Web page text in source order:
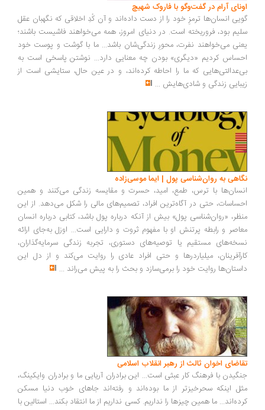
اونای آرام در گفت‌وگو با فاروک شهیچ‭
گویی انسان‌ها ترمزِ خود را از دست داده‌اند و آن کُدِ اخلاقی که نگهبان عقل
سلیم بود، فروریخته است. در دنیای امروز، همه می‌خواهند فاشیست باشند؛
یعنی می‌خواهند نفرت، محورِ زندگی‌شان باشد... ما با گوشت و پوست خود
احساس کردیم «دیگری» بودن چه معنایی دارد... نوشتن پاسخی است به
بی‌عدالتی‌هایی که ما را احاطه کرده‌اند، و در عین حال، ستایشی است از
زیبایی زندگی و شادی‌هایش ...
نگاهی به روان‌شناسی پول | ایما موسی‌زاده
انسان‌ها با ترس، طمع، امید، حسرت و مقایسه زندگی می‌کنند و همین
احساسات، حتی در آگاه‌ترین افراد، تصمیم‌های مالی را شکل می‌دهد. از این
منظر، «روان‌شناسی پول» بیش از آنکه درباره پول باشد، کتابی درباره انسان
معاصر و رابطه پرتنش او با مفهوم ثروت و دارایی است... اوزل به‌جای ارائه
نسخه‌های مستقیم یا توصیه‌های دستوری، تجربه زندگی سرمایه‌گذاران،
کارآفرینان، میلیاردرها و حتی افراد عادی را روایت می‌کند و از دل این
داستان‌ها روایت خود را برمی‌سازد و بحث را به پیش می‌راند ...
تقاضای اخوان ثالث از رهبر انقلاب اسلامی
جنگیدن با فرهنگ کار عبثی است... این برادران آریایی ما و برادران وایکینگ،
مثل اینکه سحرخیزتر از ما بوده‌اند و رفته‌اند جاهای خوب دنیا مسکن
کرده‌اند... ما همین چیزها را نداریم. کسی نداریم از ما انتقاد بکند... استالین با